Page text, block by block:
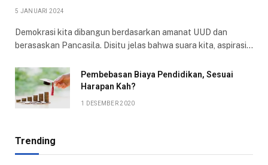
5 JANUARI 2024
Demokrasi kita dibangun berdasarkan amanat UUD dan
berasaskan Pancasila. Disitu jelas bahwa suara kita, aspirasi…
Pembebasan Biaya Pendidikan, Sesuai
Harapan Kah?
1 DESEMBER 2020
Trending